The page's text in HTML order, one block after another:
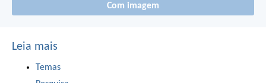
Com imagem
Leia mais
Temas